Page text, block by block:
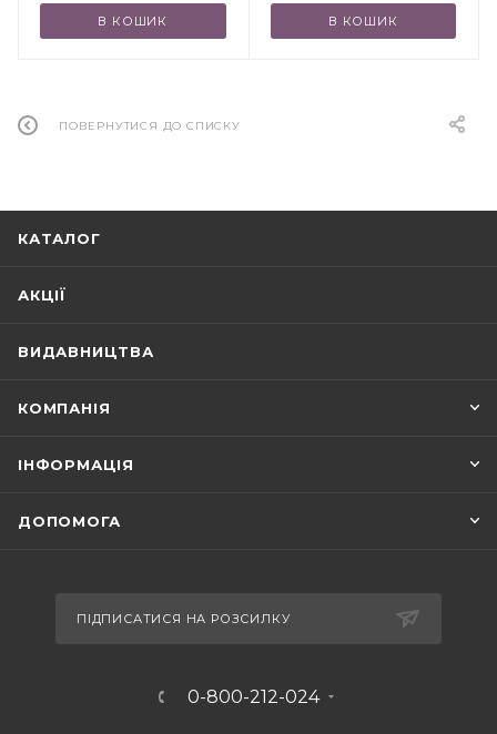
В КОШИК В КОШИК
ПОВЕРНУТИСЯ ДО СПИСКУ
КАТАЛОГ
АКЦІЇ
ВИДАВНИЦТВА
КОМПАНІЯ
ІНФОРМАЦІЯ
ДОПОМОГА
ПІДПИСАТИСЯ НА РОЗСИЛКУ
0-800-212-024